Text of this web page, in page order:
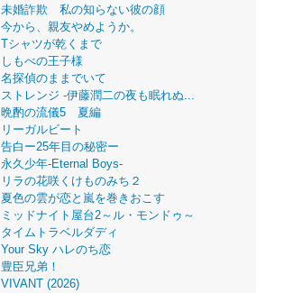
未婚詐欺 私の知らない彼の顔
今から、親友やめようか。
Tシャツが乾くまで
しもべの王子様
名探偵のままでいて
ストレンジ -伊藤潤二の夜も眠れぬ...
晩酌の流儀5 夏編
リーガルビート
告白ー25年目の秘密ー
永久少年-Eternal Boys-
リラの花咲くけものみち２
夏色の雲が恋と嵐を巻きおこす
ミッドナイト屋台2～ル・モンドゥ～
タイムトラベルダディ
Your Sky ハレのち恋
豊臣兄弟！
VIVANT (2026)